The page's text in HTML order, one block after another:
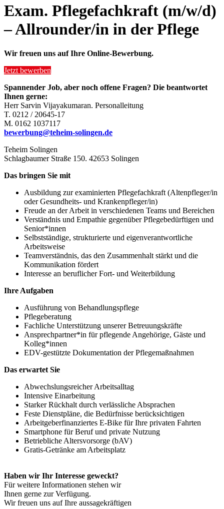
Exam. Pflegefachkraft (m/w/d)
– Allrounder/in in der Pflege
Wir freuen uns auf Ihre Online-Bewerbung.
Jetzt bewerben
Spannender Job, aber noch offene Fragen? Die beantwortet
Ihnen gerne:
Herr Sarvin Vijayakumaran. Personalleitung
T. 0212 / 20645-17
M. 0162 1037117
bewerbung@teheim-solingen.de
Teheim Solingen
Schlagbaumer Straße 150. 42653 Solingen
Das bringen Sie mit
Ausbildung zur examinierten Pflegefachkraft (Altenpfleger/in
oder Gesundheits- und Krankenpfleger/in)
Freude an der Arbeit in verschiedenen Teams und Bereichen
Verständnis und Empathie gegenüber Pflegebedürftigen und
Senior*innen
Selbstständige, strukturierte und eigenverantwortliche
Arbeitsweise
Teamverständnis, das den Zusammenhalt stärkt und die
Kommunikation fördert
Interesse an beruflicher Fort- und Weiterbildung
Ihre Aufgaben
Ausführung von Behandlungspflege
Pflegeberatung
Fachliche Unterstützung unserer Betreuungskräfte
Ansprechpartner*in für pflegende Angehörige, Gäste und
Kolleg*innen
EDV-gestützte Dokumentation der Pflegemaßnahmen
Das erwartet Sie
Abwechslungsreicher Arbeitsalltag
Intensive Einarbeitung
Starker Rückhalt durch verlässliche Absprachen
Feste Dienstpläne, die Bedürfnisse berücksichtigen
Arbeitgeberfinanziertes E-Bike für Ihre privaten Fahrten
Smartphone für Beruf und private Nutzung
Betriebliche Altersvorsorge (bAV)
Gratis-Getränke am Arbeitsplatz
Haben wir Ihr Interesse geweckt?
Für weitere Informationen stehen wir
Ihnen gerne zur Verfügung.
Wir freuen uns auf Ihre aussagekräftigen